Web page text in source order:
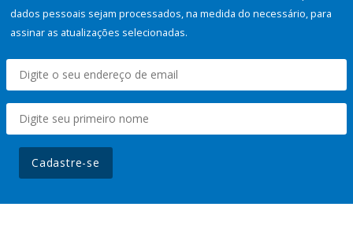
dados pessoais sejam processados, na medida do necessário, para
assinar as atualizações selecionadas.
Cadastre-se